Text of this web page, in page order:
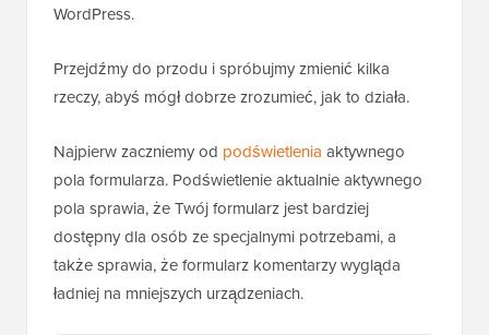
WordPress.
Przejdźmy do przodu i spróbujmy zmienić kilka
rzeczy, abyś mógł dobrze zrozumieć, jak to działa.
Najpierw zaczniemy od podświetlenia aktywnego
pola formularza. Podświetlenie aktualnie aktywnego
pola sprawia, że Twój formularz jest bardziej
dostępny dla osób ze specjalnymi potrzebami, a
także sprawia, że formularz komentarzy wygląda
ładniej na mniejszych urządzeniach.